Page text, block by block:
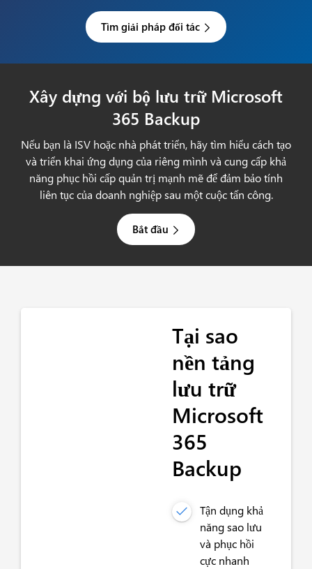
Tìm giải pháp đối tác
Xây dựng với bộ lưu trữ Microsoft
365 Backup
Nếu bạn là ISV hoặc nhà phát triển, hãy tìm hiểu cách tạo
và triển khai ứng dụng của riêng mình và cung cấp khả
năng phục hồi cấp quản trị mạnh mẽ để đảm bảo tính
liên tục của doanh nghiệp sau một cuộc tấn công.
Bắt đầu
Tại sao
nền tảng
lưu trữ
Microsoft
365
Backup
Tận dụng khả
năng sao lưu
và phục hồi
cực nhanh